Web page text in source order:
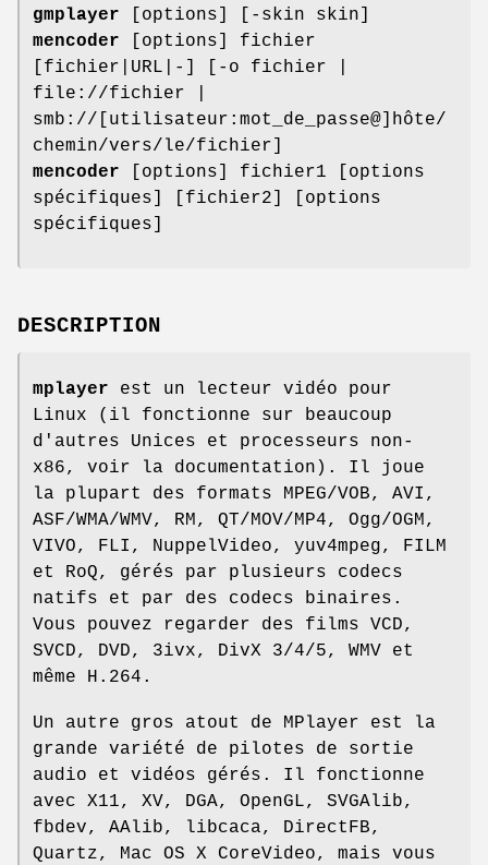
gmplayer [options] [-skin skin]
mencoder [options] fichier
[fichier|URL|-] [-o fichier |
file://fichier |
smb://[utilisateur:mot_de_passe@]hôte/
chemin/vers/le/fichier]
mencoder [options] fichier1 [options
spécifiques] [fichier2] [options
spécifiques]
DESCRIPTION
mplayer est un lecteur vidéo pour
Linux (il fonctionne sur beaucoup
d'autres Unices et processeurs non-
x86, voir la documentation). Il joue
la plupart des formats MPEG/VOB, AVI,
ASF/WMA/WMV, RM, QT/MOV/MP4, Ogg/OGM,
VIVO, FLI, NuppelVideo, yuv4mpeg, FILM
et RoQ, gérés par plusieurs codecs
natifs et par des codecs binaires.
Vous pouvez regarder des films VCD,
SVCD, DVD, 3ivx, DivX 3/4/5, WMV et
même H.264.
Un autre gros atout de MPlayer est la
grande variété de pilotes de sortie
audio et vidéos gérés. Il fonctionne
avec X11, XV, DGA, OpenGL, SVGAlib,
fbdev, AAlib, libcaca, DirectFB,
Quartz, Mac OS X CoreVideo, mais vous